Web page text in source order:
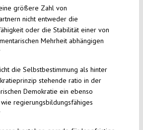
größere Zahl von
nicht entweder die
oder die Stabilität einer von
Mehrheit abhängigen
die Selbstbestimmung als hinter
stehende ratio in der
Demokratie ein ebenso
regierungsbildungsfähiges